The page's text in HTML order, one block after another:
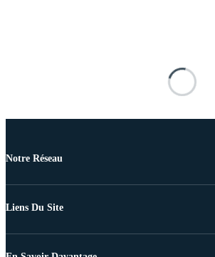
Notre Réseau
Liens Du Site